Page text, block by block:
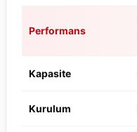
Performans
Kapasite
Kurulum